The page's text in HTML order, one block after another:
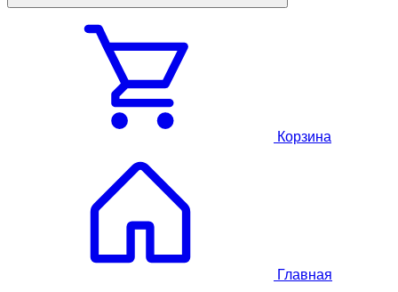
Корзина
Главная